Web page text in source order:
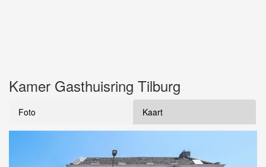
Kamer Gasthuisring Tilburg
Foto Kaart